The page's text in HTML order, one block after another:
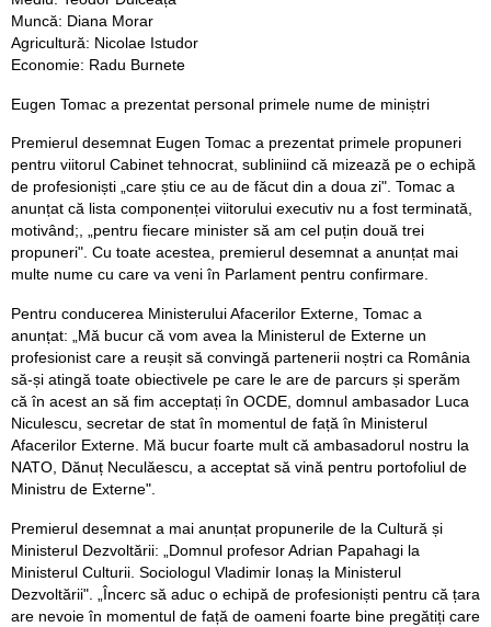
Muncă: Diana Morar
Agricultură: Nicolae Istudor
Economie: Radu Burnete
Eugen Tomac a prezentat personal primele nume de miniștri
Premierul desemnat Eugen Tomac a prezentat primele propuneri
pentru viitorul Cabinet tehnocrat, subliniind că mizează pe o echipă
de profesioniști „care știu ce au de făcut din a doua zi". Tomac a
anunțat că lista componenței viitorului executiv nu a fost terminată,
motivând;, „pentru fiecare minister să am cel puțin două trei
propuneri". Cu toate acestea, premierul desemnat a anunțat mai
multe nume cu care va veni în Parlament pentru confirmare.
Pentru conducerea Ministerului Afacerilor Externe, Tomac a
anunțat: „Mă bucur că vom avea la Ministerul de Externe un
profesionist care a reușit să convingă partenerii noștri ca România
să-și atingă toate obiectivele pe care le are de parcurs și sperăm
că în acest an să fim acceptați în OCDE, domnul ambasador Luca
Niculescu, secretar de stat în momentul de față în Ministerul
Afacerilor Externe. Mă bucur foarte mult că ambasadorul nostru la
NATO, Dănuț Neculăescu, a acceptat să vină pentru portofoliul de
Ministru de Externe".
Premierul desemnat a mai anunțat propunerile de la Cultură și
Ministerul Dezvoltării: „Domnul profesor Adrian Papahagi la
Ministerul Culturii. Sociologul Vladimir Ionaș la Ministerul
Dezvoltării". „Încerc să aduc o echipă de profesioniști pentru că țara
are nevoie în momentul de față de oameni foarte bine pregătiți care